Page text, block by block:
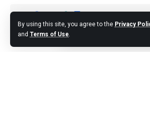
By using this site, you agree to the Privacy
and Terms of Use.
Editor Published September 16, 2024